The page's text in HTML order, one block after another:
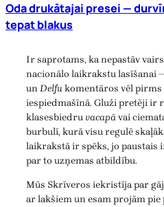
Oda drukātajai presei —
tepat blakus
Ir saprotams, ka nepastāv
nacionālo laikrakstu lasīšanai
unDelfukomentāros vēl pirms
iespiedmašīnā. Gluži pretēji ir
klasesbiedruvacapāvai
burbulī, kurā visu regulē
laikrakstā ir spēks, jo paustais
par to uzņemas atbildību.
Mūs Skrīveros iekristīja par
ar lakšiem un esam projām